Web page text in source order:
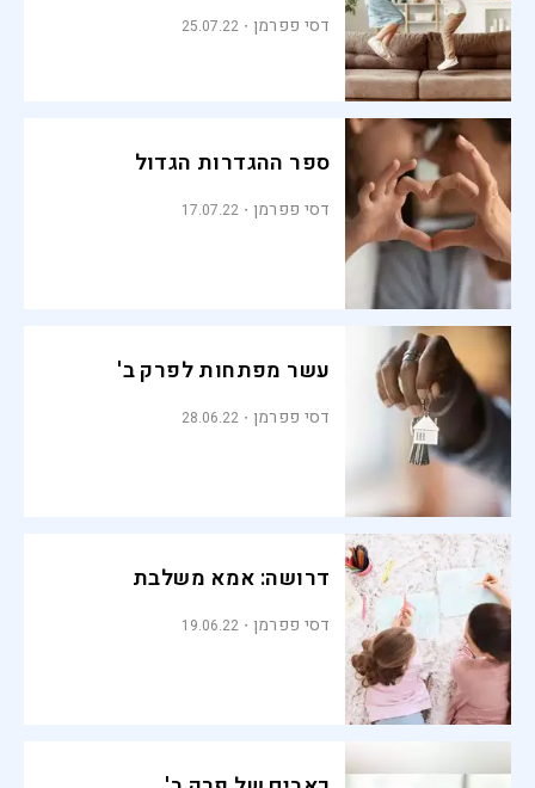
דסי פפרמן 25.07.22
ספר ההגדרות הגדול
דסי פפרמן 17.07.22
עשר מפתחות לפרק ב'
דסי פפרמן 28.06.22
דרושה: אמא משלבת
דסי פפרמן 19.06.22